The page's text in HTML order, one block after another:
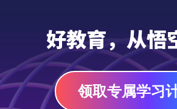
解中秋节文化和相关中文知识
观察能力、思维能力、动手能
好教育，从悟
领取专属学习